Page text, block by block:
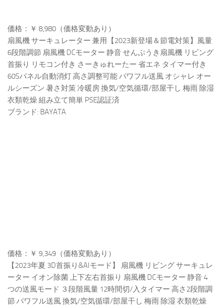
価格：￥ 8,980（価格変動あり）
扇風機 サーキュレーター 兼用【2023新登場＆節電対策】風量
6段階調節 扇風機 DCモーター 静音 せんぷうき扇風機 リビング
首振り リモコン付き さーきゅれーたー 省エネ タイマー付き
60Sパネル自動消灯 高さ調整可能 パワフル送風 オシャレ オー
ルシーズン 暑さ対策 冷暖房 換気/空気循環/部屋干し 梅雨 除湿
衣類乾燥 組み立て簡単 PSE認証済
ブランド: BAYATA
価格：￥ 9,349（価格変動あり）
【2023年夏 3D首振り&AIモード】 扇風機 リビング サーキュレ
ーター イオン除菌 上下左右首振り 扇風機 DCモーター 静音 4
つの送風モード ３段階風量 12時間切/入タイマー 高さ2段階調
節 パワフル送風 換気/空気循環/部屋干し 梅雨 除湿 衣類乾燥